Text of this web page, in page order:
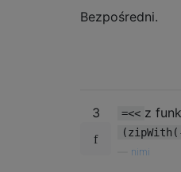
Bezpośredni.
3 =<< z
nimi